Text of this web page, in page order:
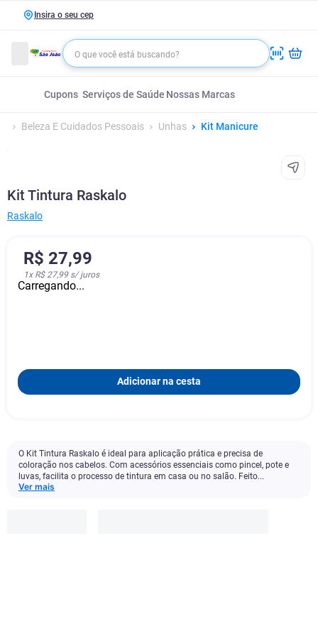
Insira o seu cep
Cupons Serviços de Saúde Nossas Marcas
Beleza E Cuidados Pessoais Unhas Kit Manicure
Kit Tintura Raskalo
Raskalo
R$ 27,99
1x R$ 27,99s/ juros
Carregando...
Adicionar na cesta
O Kit Tintura Raskalo é ideal para aplicação prática e precisa de
coloração nos cabelos. Com acessórios essenciais como pincel, pote e
luvas, facilita o processo de tintura em casa ou no salão. Feito...
Ver mais